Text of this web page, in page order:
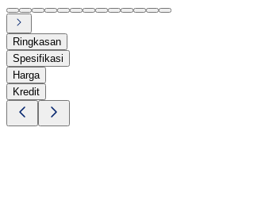
Ringkasan
Spesifikasi
Harga
Kredit